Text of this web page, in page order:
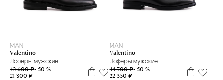
MAN
Valentino
Лоферы мужские
42 600 ₽- 50 %
21 300 ₽
MAN
Valentino
Лоферы мужские
44 700 ₽- 50 %
22 350 ₽